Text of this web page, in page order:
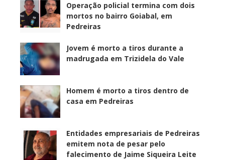
Operação policial termina com dois
mortos no bairro Goiabal, em
Pedreiras
Jovem é morto a tiros durante a
madrugada em Trizidela do Vale
Homem é morto a tiros dentro de
casa em Pedreiras
Entidades empresariais de Pedreiras
emitem nota de pesar pelo
falecimento de Jaime Siqueira Leite